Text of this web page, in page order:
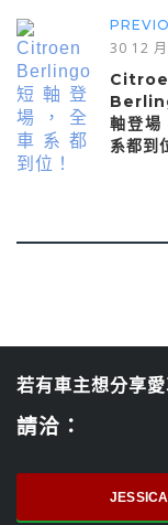
30 12
軸登場
系都到
若有車主想分享
請洽：